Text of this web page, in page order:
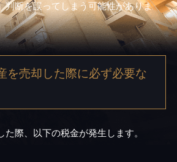
判断を誤ってしまう可能性がありま
を売却した際に必ず必要な
際、以下の税金が発生します。